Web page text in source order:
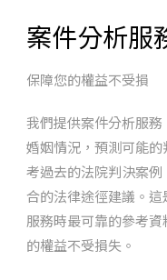
案件分析服
保障您的權益不受損
我們提供案件分析服
婚姻情況，預測可能
考過去的法院判決案
合的法律途徑建議。
服務時最可靠的參考
的權益不受損失。